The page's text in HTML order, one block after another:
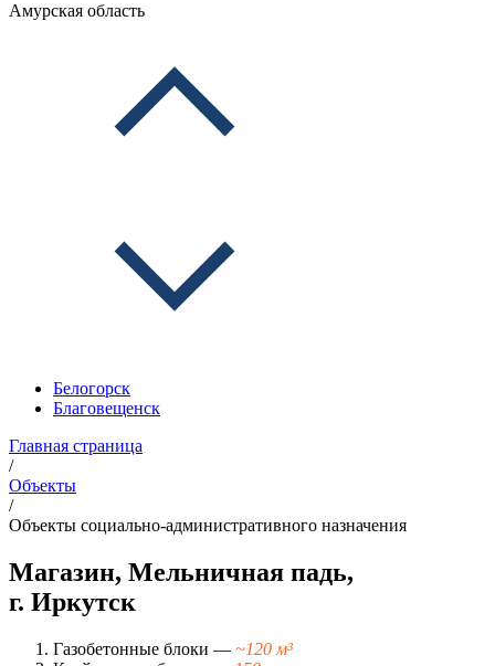
Амурская область
Белогорск
Благовещенск
Главная страница
/
Объекты
/
Объекты социально-административного назначения
Магазин, Мельничная падь,
г. Иркутск
Газобетонные блоки — ~120 м³